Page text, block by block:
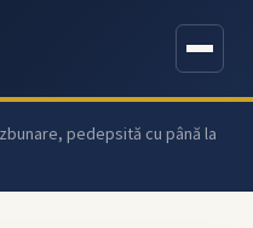
pedepsită cu până la